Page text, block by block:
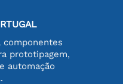
componentes
prototipagem,
automação